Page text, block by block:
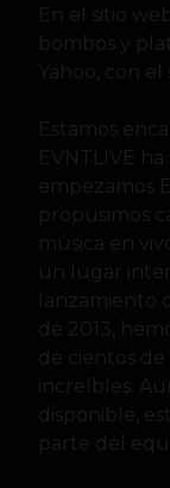
En el sitio web
bombos y
Yahoo, con
Estamos
EVNTLIVE
empezamos
propusimos
música en
un lugar
lanzamiento
de 2013,
de cientos de
increíbles.
disponible,
parte del